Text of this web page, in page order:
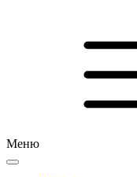
Меню